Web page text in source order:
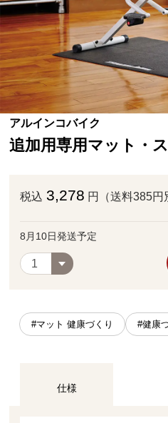
アルインコバイク
追加用専用マット・
税込 3,278 円（送料385円
8月10日発送予定
#マット 健康づくり #健康
仕様